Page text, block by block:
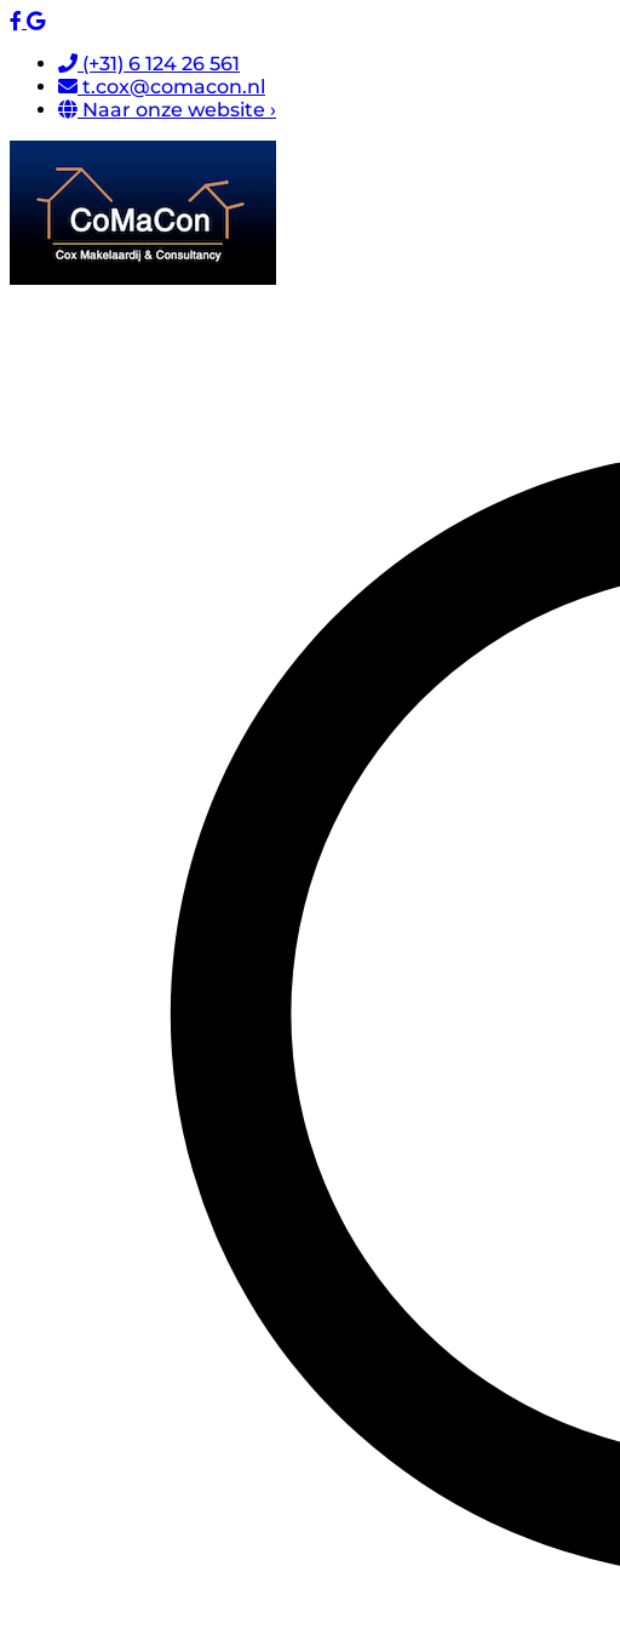
(+31) 6 124 26 561
t.cox@comacon.nl
Naar onze website ›